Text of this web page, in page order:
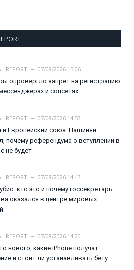
REPORT
07/08/2026 15:06
опровергло запрет на регистрацию
и соцсетях
REPORT
07/08/2026 14:53
и Европейский союз: Пашинян
почему референдума о вступлении в
не будет
REPORT
07/08/2026 14:43
кто это и почему госсекретарь
оказался в центре мировых
REPORT
07/08/2026 14:20
нового, какие iPhone получат
и стоит ли устанавливать бету